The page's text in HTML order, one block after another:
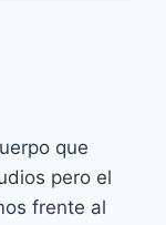
que
pero el
frente al